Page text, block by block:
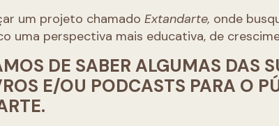
um projeto chamadoExtandarte, onde
uma perspectiva mais educativa, de
DE SABER ALGUMAS DAS
E/OU PODCASTS PARA O